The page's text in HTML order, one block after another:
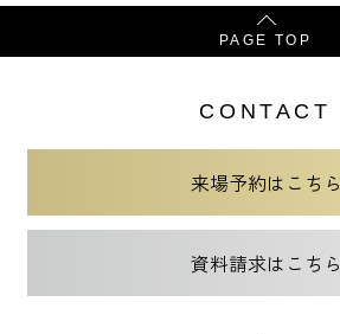
PAGE TOP
CONTACT
来場予約はこちら
資料請求はこちら